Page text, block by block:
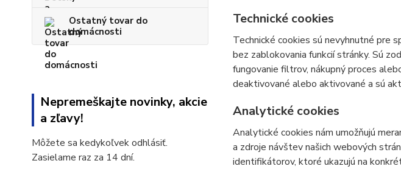
Ostatný tovar do
domácnosti
Nepremeškajte novinky, akcie
a zľavy!
Môžete sa kedykoľvek odhlásiť.
Zasielame raz za 14 dní.
Technické cookies
Technické cookies sú nevyhnutné pre
bez zablokovania funkcií stránky. Sú
fungovanie filtrov, nákupný proces
deaktivované alebo aktivované a sú
Analytické cookies
Analytické cookies nám umožňujú
a zdroje návštev našich webových
identifikátorov, ktoré ukazujú na